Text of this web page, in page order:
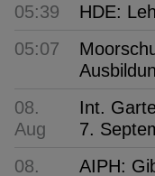
05:39
HDE:
05:07
08.
Aug
Int.
7.
08.
AIPH: